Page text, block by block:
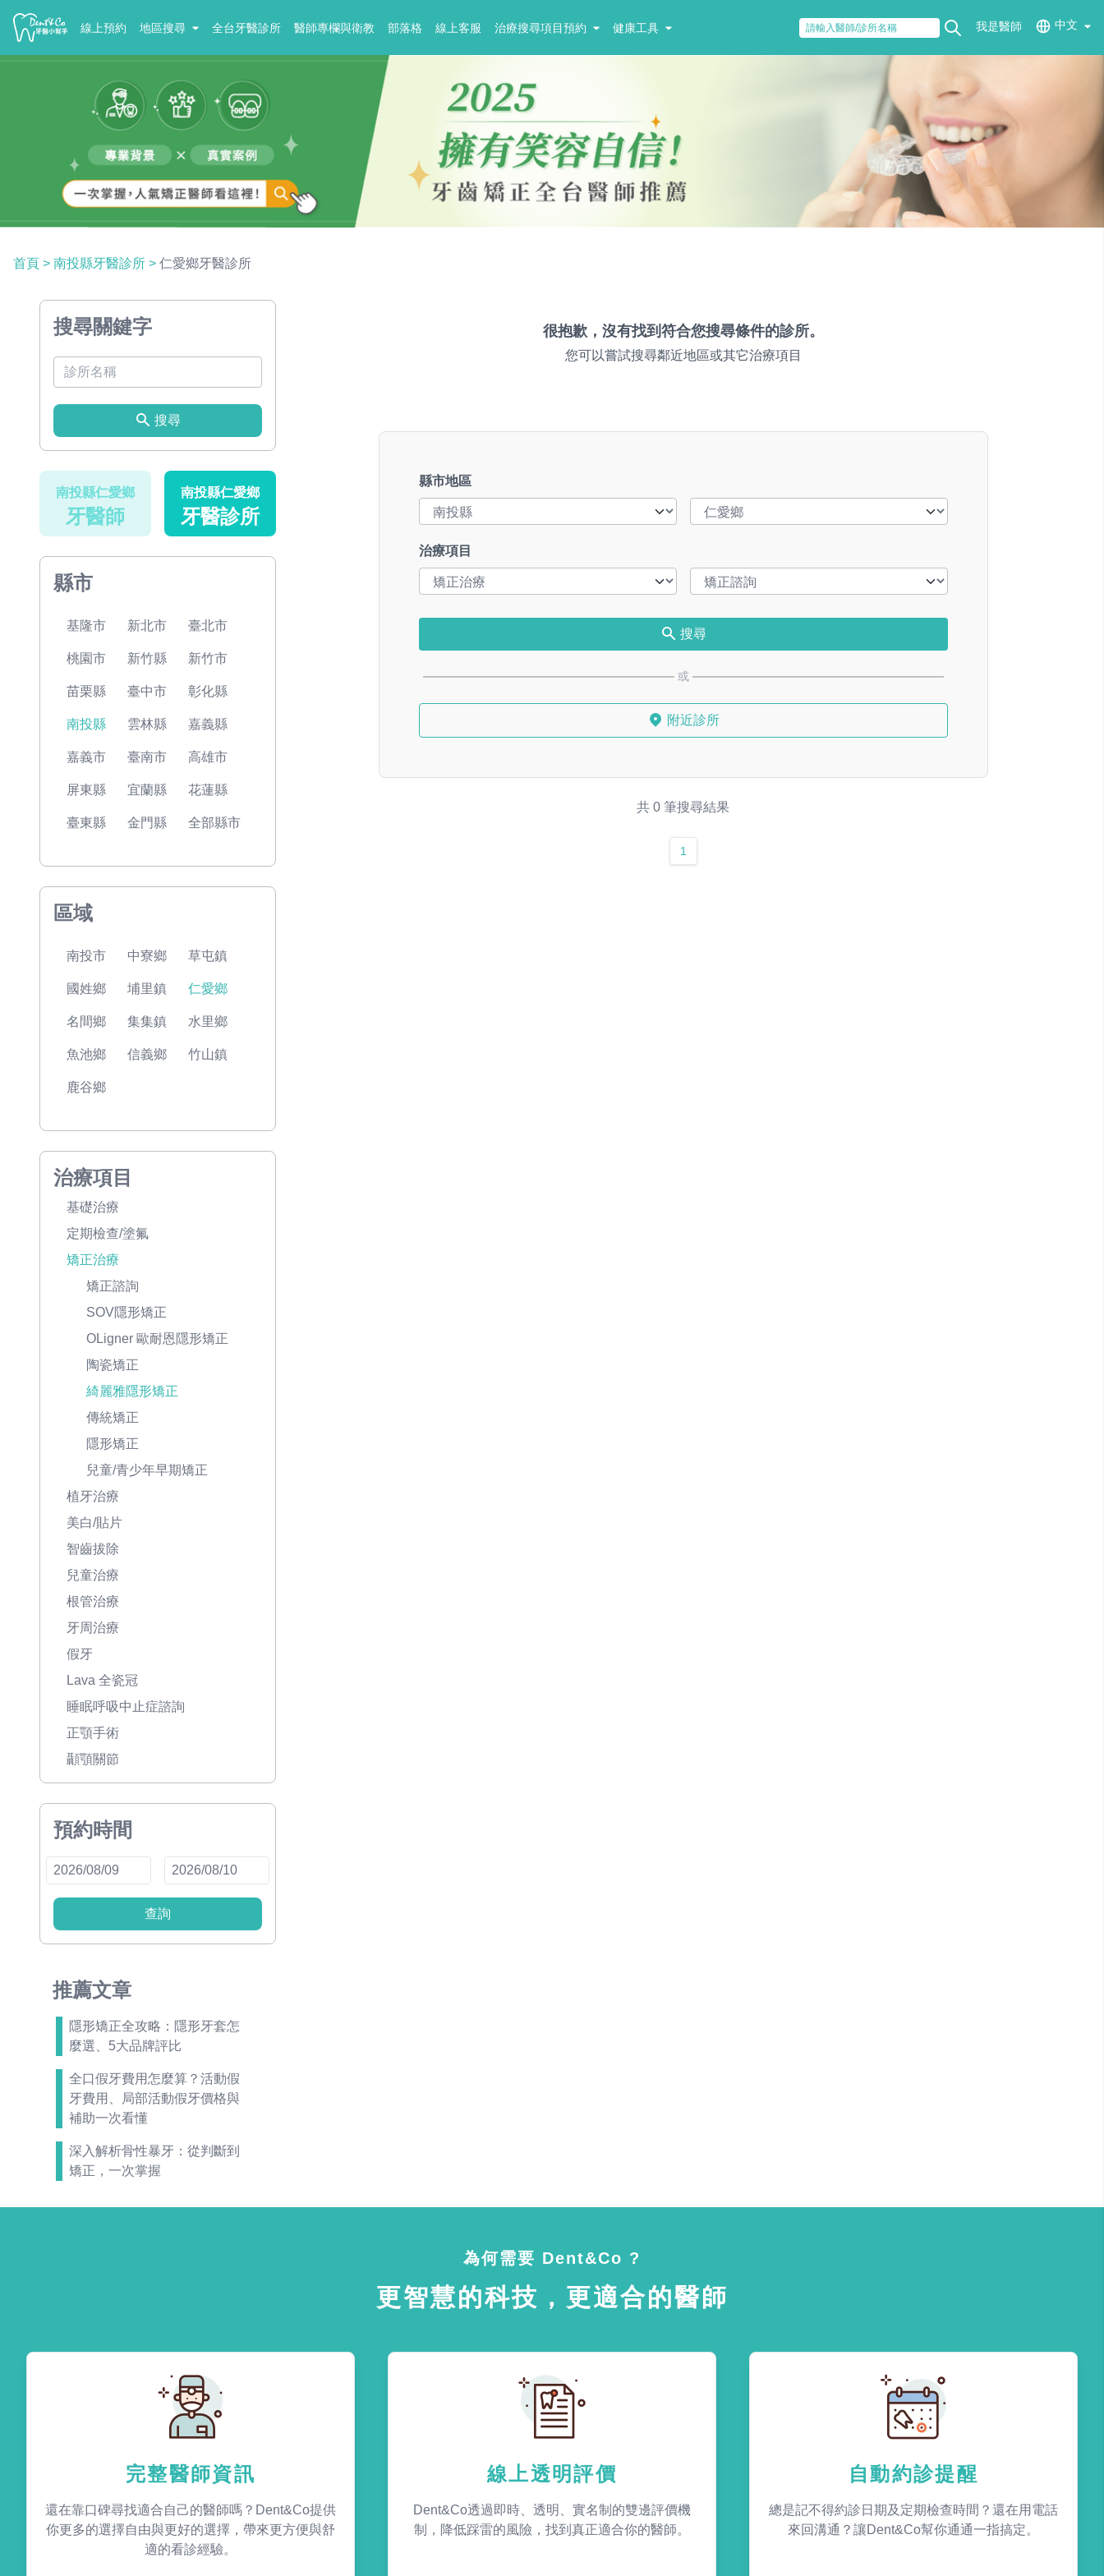
線上預約 地區搜尋 全台牙醫診所 醫師專欄與衛教 部落格 線上客服 治療搜尋項目預約 健康工具 我是醫師 中文
首頁 > 南投縣牙醫診所 > 仁愛鄉牙醫診所
搜尋關鍵字
搜尋
南投縣仁愛鄉
牙醫師
南投縣仁愛鄉
牙醫診所
縣市
基隆市 新北市 臺北市
桃園市 新竹縣 新竹市
苗栗縣 臺中市 彰化縣
南投縣 雲林縣 嘉義縣
嘉義市 臺南市 高雄市
屏東縣 宜蘭縣 花蓮縣
臺東縣 金門縣 全部縣市
區域
南投市 中寮鄉 草屯鎮
國姓鄉 埔里鎮 仁愛鄉
名間鄉 集集鎮 水里鄉
魚池鄉 信義鄉 竹山鎮
鹿谷鄉
治療項目
基礎治療
定期檢查/塗氟
矯正治療
矯正諮詢
SOV隱形矯正
OLigner 歐耐恩隱形矯正
陶瓷矯正
綺麗雅隱形矯正
傳統矯正
隱形矯正
兒童/青少年早期矯正
植牙治療
美白/貼片
智齒拔除
兒童治療
根管治療
牙周治療
假牙
Lava 全瓷冠
睡眠呼吸中止症諮詢
正顎手術
顳顎關節
預約時間
查詢
推薦文章
隱形矯正全攻略：隱形牙套怎
麼選、5大品牌評比
全口假牙費用怎麼算？活動假
牙費用、局部活動假牙價格與
補助一次看懂
深入解析骨性暴牙：從判斷到
矯正，一次掌握
很抱歉，沒有找到符合您搜尋條件的診所。
您可以嘗試搜尋鄰近地區或其它治療項目
縣市地區
治療項目
搜尋
或
附近診所
共 0 筆搜尋結果
1
為何需要 Dent&Co ?
更智慧的科技，更適合的醫師
完整醫師資訊
還在靠口碑尋找適合自己的醫師嗎？Dent&Co提供
你更多的選擇自由與更好的選擇，帶來更方便與舒
適的看診經驗。
線上透明評價
Dent&Co透過即時、透明、實名制的雙邊評價機
制，降低踩雷的風險，找到真正適合你的醫師。
自動約診提醒
總是記不得約診日期及定期檢查時間？還在用電話
來回溝通？讓Dent&Co幫你通通一指搞定。